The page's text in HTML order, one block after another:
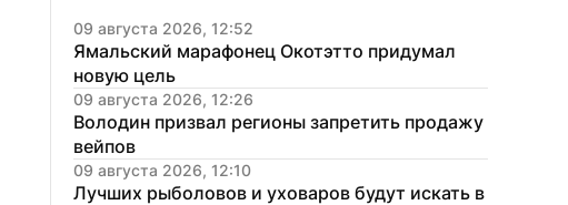
09 августа 2026, 12:52
Ямальский марафонец Окотэтто придумал
новую цель
09 августа 2026, 12:26
Володин призвал регионы запретить продажу
вейпов
09 августа 2026, 12:10
Лучших рыболовов и уховаров будут искать в